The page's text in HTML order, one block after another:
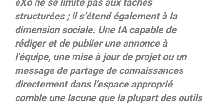
structurées ; il s’étend également à la
dimension sociale. Une IA capable de
rédiger et de publier une annonce à
l’équipe, une mise à jour de projet ou un
message de partage de connaissances
directement dans l’espace approprié
comble une lacune que la plupart des outils